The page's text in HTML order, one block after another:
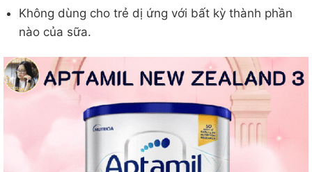
Không dùng cho trẻ dị ứng với bất kỳ thành phần
nào của sữa.